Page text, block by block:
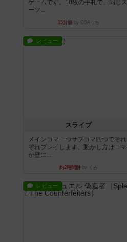
ゲームです。10枚の手札で、同じス
ーツ...
15分前by OSAっち
レビュー
スライプ
メインコマ一つサブコマ四つでそれ
ぞれプレイします。動かし方はコマ
か壁に...
約2時間前by くみ
レビュー